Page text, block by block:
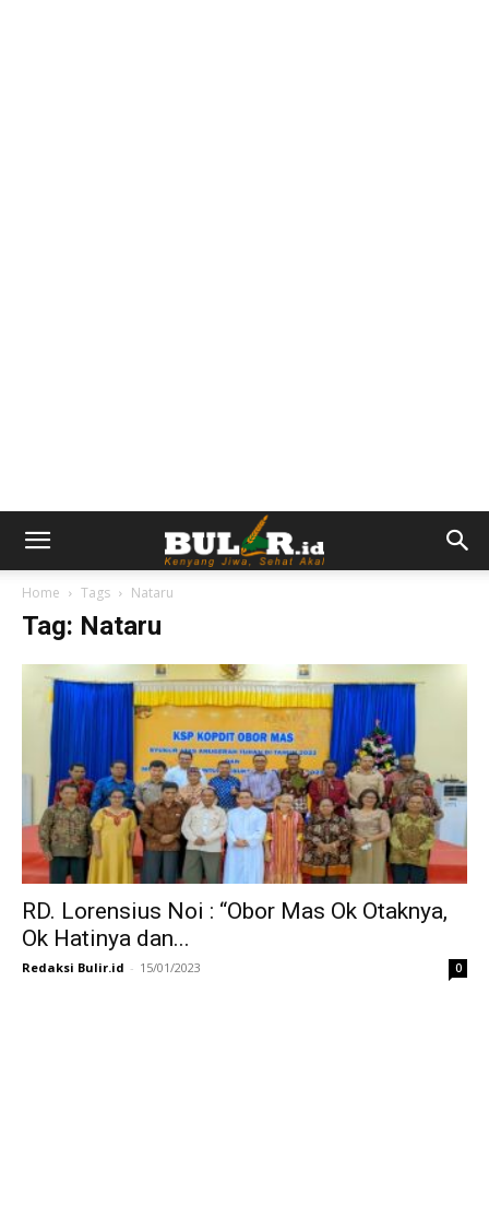
Home Tags Nataru
Tag: Nataru
RD. Lorensius Noi : “Obor Mas Ok Otaknya,
Ok Hatinya dan...
Redaksi Bulir.id - 15/01/2023 0